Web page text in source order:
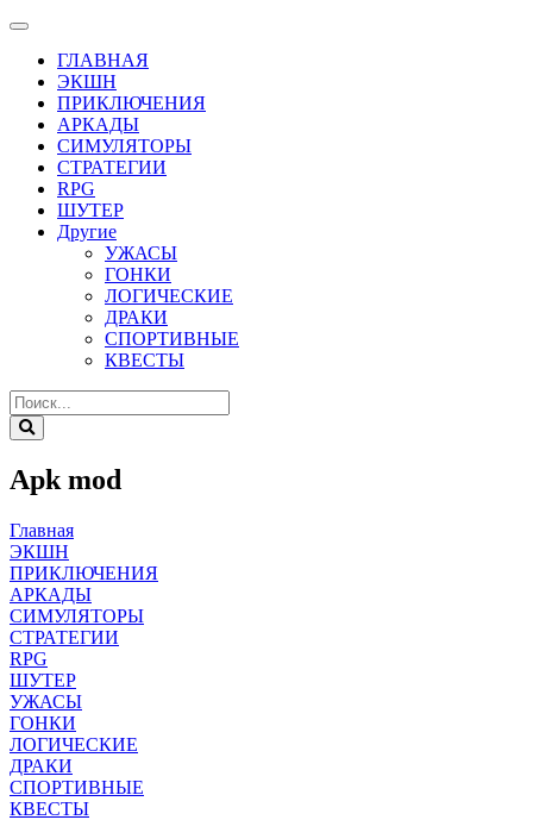
ГЛАВНАЯ
ЭКШН
ПРИКЛЮЧЕНИЯ
АРКАДЫ
СИМУЛЯТОРЫ
СТРАТЕГИИ
RPG
ШУТЕР
Другие
УЖАСЫ
ГОНКИ
ЛОГИЧЕСКИЕ
ДРАКИ
СПОРТИВНЫЕ
КВЕСТЫ
Apk mod
Главная
ЭКШН
ПРИКЛЮЧЕНИЯ
АРКАДЫ
СИМУЛЯТОРЫ
СТРАТЕГИИ
RPG
ШУТЕР
УЖАСЫ
ГОНКИ
ЛОГИЧЕСКИЕ
ДРАКИ
СПОРТИВНЫЕ
КВЕСТЫ